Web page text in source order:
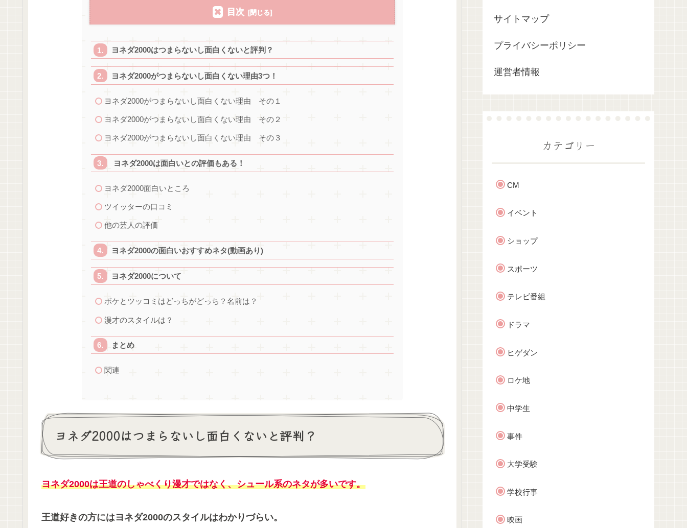
目次
ヨネダ2000はつまらないし面白くないと評判？
ヨネダ2000がつまらないし面白くない理由3つ！
ヨネダ2000がつまらないし面白くない理由 その１
ヨネダ2000がつまらないし面白くない理由 その２
ヨネダ2000がつまらないし面白くない理由 その３
ヨネダ2000は面白いとの評価もある！
ヨネダ2000面白いところ
ツイッターの口コミ
他の芸人の評価
ヨネダ2000の面白いおすすめネタ(動画あり)
ヨネダ2000について
ボケとツッコミはどっちがどっち？名前は？
漫才のスタイルは？
まとめ
関連
ヨネダ2000はつまらないし面白くないと評判？
ヨネダ2000は王道のしゃべくり漫才ではなく、シュール系のネタが多いです。
王道好きの方にはヨネダ2000のスタイルはわかりづらい。
サイトマップ
プライバシーポリシー
運営者情報
カテゴリー
CM
イベント
ショップ
スポーツ
テレビ番組
ドラマ
ヒゲダン
ロケ地
中学生
事件
大学受験
学校行事
映画